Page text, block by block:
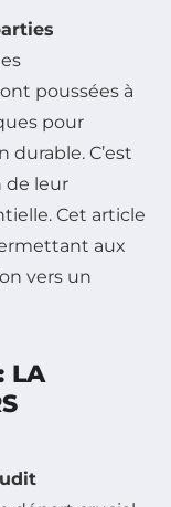
poussées à
pour
C’est
de leur
Cet article
aux
vers un
LA